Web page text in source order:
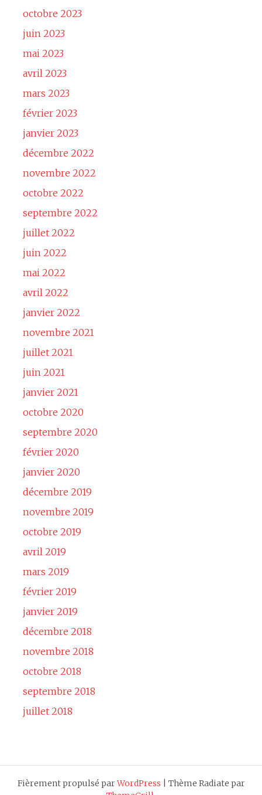
octobre 2023
juin 2023
mai 2023
avril 2023
mars 2023
février 2023
janvier 2023
décembre 2022
novembre 2022
octobre 2022
septembre 2022
juillet 2022
juin 2022
mai 2022
avril 2022
janvier 2022
novembre 2021
juillet 2021
juin 2021
janvier 2021
octobre 2020
septembre 2020
février 2020
janvier 2020
décembre 2019
novembre 2019
octobre 2019
avril 2019
mars 2019
février 2019
janvier 2019
décembre 2018
novembre 2018
octobre 2018
septembre 2018
juillet 2018
Fièrement propulsé parWordPress
Thème Radiate par